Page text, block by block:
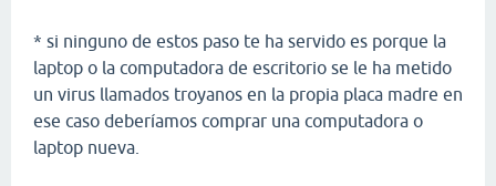
* si ninguno de estos paso te ha servido es porque la
laptop o la computadora de escritorio se le ha metido
un virus llamados troyanos en la propia placa madre en
ese caso deberíamos comprar una computadora o
laptop nueva.